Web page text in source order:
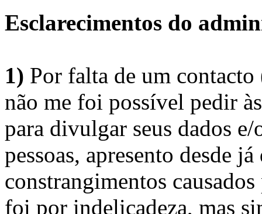
Esclarecimentos do
1) Por falta de um
não me foi possível pedir
para divulgar seus dados
pessoas, apresento desde
constrangimentos
foi por indelicadeza, mas